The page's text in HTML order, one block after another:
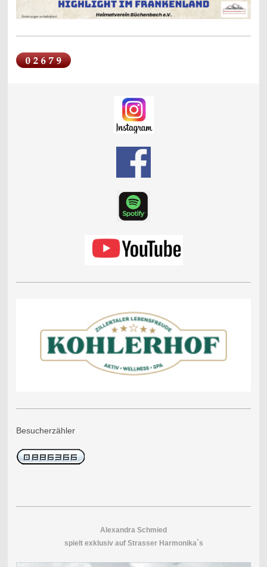
Besucherzähler
Alexandra Schmied
spielt exklusiv auf Strasser Harmonika`s